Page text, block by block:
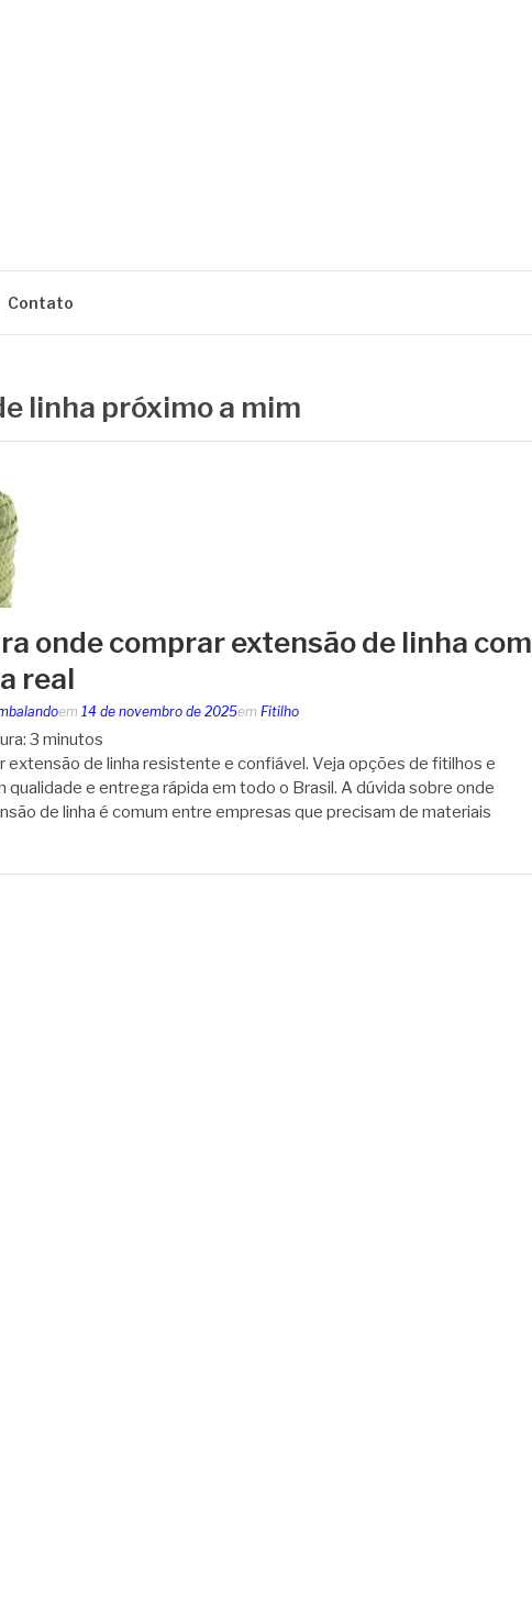
Contato
linha próximo a mim
onde comprar extensão de linha com
real
em 14 de novembro de 2025em Fitilho
3 minutos
extensão de linha resistente e confiável. Veja opções de fitilhos e
qualidade e entrega rápida em todo o Brasil. A dúvida sobre onde
de linha é comum entre empresas que precisam de materiais